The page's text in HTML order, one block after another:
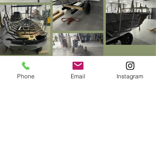
Phone Email Instagram